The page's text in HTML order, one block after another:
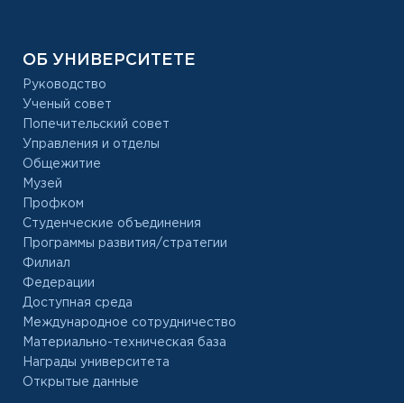
ОБ УНИВЕРСИТЕТЕ
Руководство
Ученый совет
Попечительский совет
Управления и отделы
Общежитие
Музей
Профком
Студенческие объединения
Программы развития/стратегии
Филиал
Федерации
Доступная среда
Международное сотрудничество
Материально-техническая база
Награды университета
Открытые данные